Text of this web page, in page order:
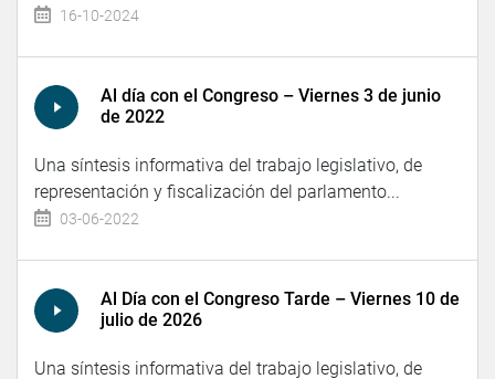
16-10-2024
Al día con el Congreso – Viernes 3 de junio
de 2022
Una síntesis informativa del trabajo legislativo, de
representación y fiscalización del parlamento...
03-06-2022
Al Día con el Congreso Tarde – Viernes 10 de
julio de 2026
Una síntesis informativa del trabajo legislativo, de